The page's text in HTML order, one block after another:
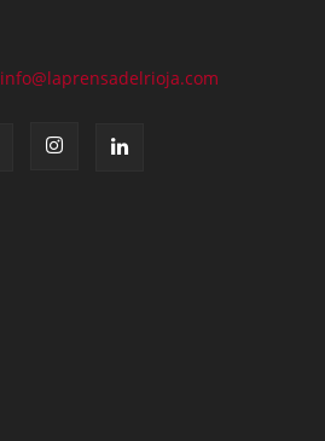
info@laprensadelrioja.com